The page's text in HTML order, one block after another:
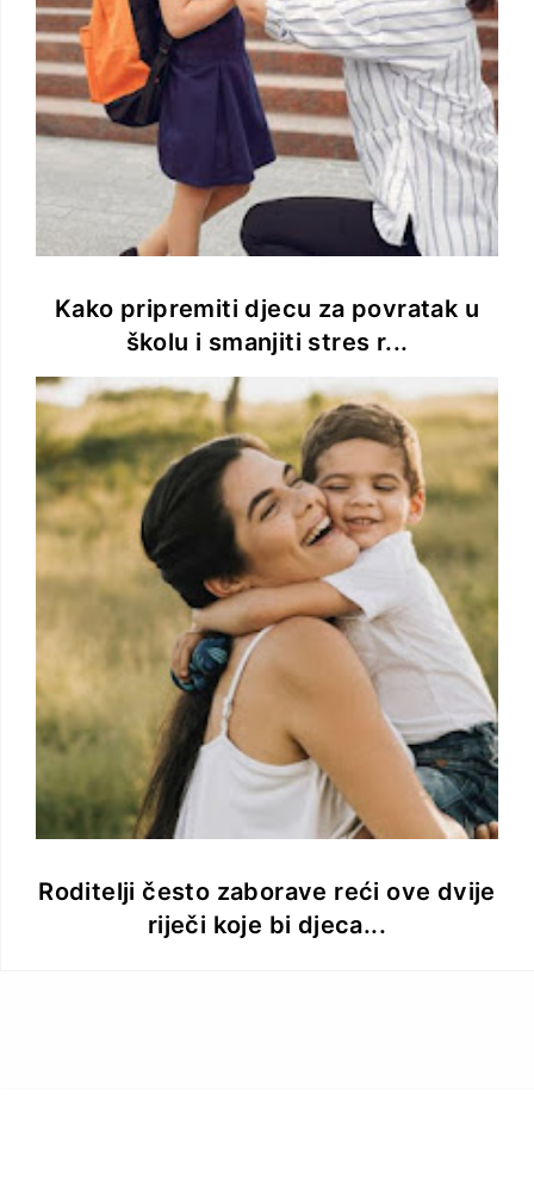
Kako pripremiti djecu za povratak u
školu i smanjiti stres r...
Roditelji često zaborave reći ove dvije
riječi koje bi djeca...